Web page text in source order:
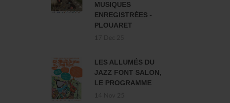
MUSIQUES
ENREGISTRÉES -
PLOUARET
LES ALLUMÉS DU
JAZZ FONT SALON,
LE PROGRAMME